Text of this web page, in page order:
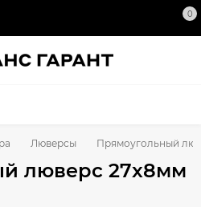
0
Люверсы Прямоугольный
люверс 27x8мм